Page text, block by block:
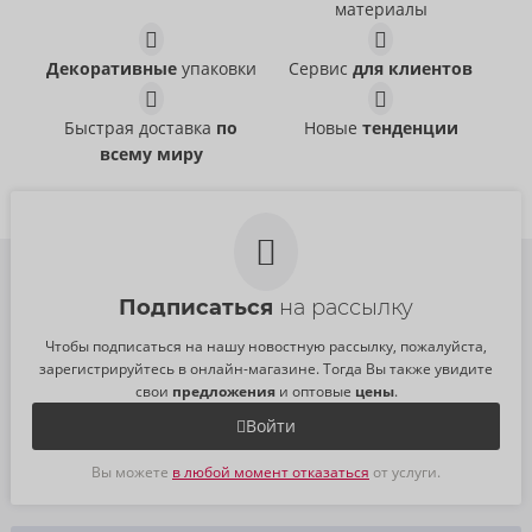
99,00 €
Pleasure Sucker
Fantasy For Her
05480300000
Her Ultimate Pleasure
Max
Fantasy For Her
05474680000
РРЦ:180,00 €
материалы
Декоративныеупаковки Сервисдля клиентов
Быстрая доставка по
всему миру
Новые тенденции
Подписаться на рассылку
Чтобы подписаться на нашу новостную рассылку, пожалуйста,
зарегистрируйтесь в онлайн-магазине. Тогда Вы также увидите
свои предложенияи оптовые цены.
Войти
Вы можете в любой момент отказаться от услуги.